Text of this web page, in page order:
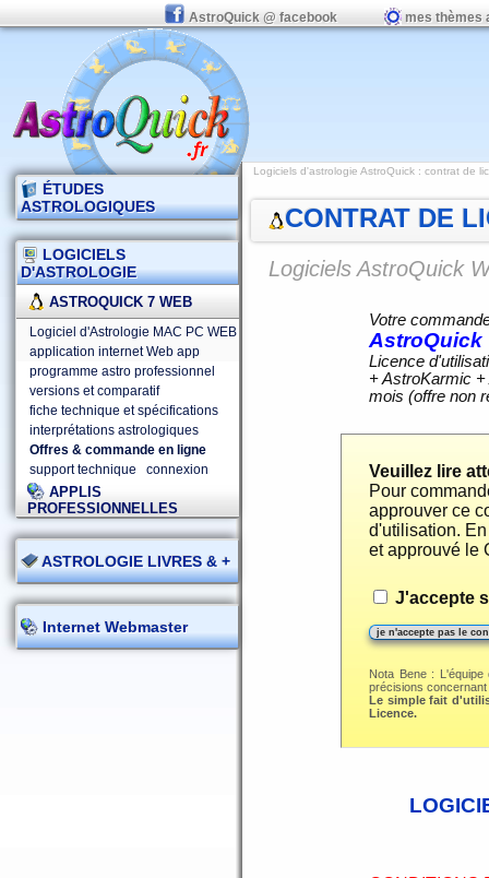
AstroQuick @ facebook mes thèmes
ÉTUDES
ASTROLOGIQUES
LOGICIELS
D'ASTROLOGIE
ASTROQUICK 7 WEB
Logiciel d'Astrologie MAC PC WEB
application internet Web app
programme astro professionnel
versions et comparatif
fiche technique et spécifications
interprétations astrologiques
Offres & commande en ligne
support technique
connexion
APPLIS
PROFESSIONNELLES
ASTROLOGIE LIVRES & +
Internet Webmaster
Logiciels d'astrologie AstroQuick : contrat de
CONTRAT DE
Logiciels AstroQuick
Votre
AstroQuick
Licence
+ AstroKarmic
mois (offre non
Veuillez lire
Pour
approuver ce
d'utilisation.
et approuvé le
J'accepte
Nota Bene :
précisions concernant
Le simple fait
Licence.